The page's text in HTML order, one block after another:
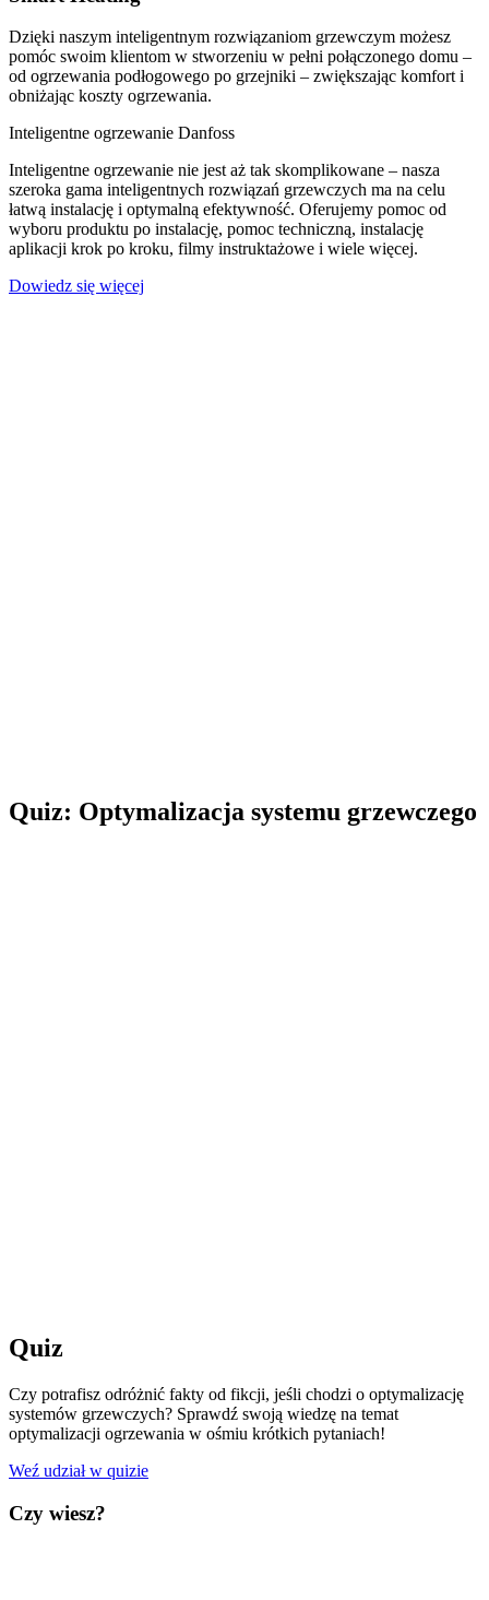
Dzięki naszym inteligentnym rozwiązaniom grzewczym możesz
pomóc swoim klientom w stworzeniu w pełni połączonego domu –
od ogrzewania podłogowego po grzejniki – zwiększając komfort i
obniżając koszty ogrzewania.
Inteligentne ogrzewanie Danfoss
Inteligentne ogrzewanie nie jest aż tak skomplikowane – nasza
szeroka gama inteligentnych rozwiązań grzewczych ma na celu
łatwą instalację i optymalną efektywność. Oferujemy pomoc od
wyboru produktu po instalację, pomoc techniczną, instalację
aplikacji krok po kroku, filmy instruktażowe i wiele więcej.
Dowiedz się więcej
Quiz: Optymalizacja systemu grzewczego
Quiz
Czy potrafisz odróżnić fakty od fikcji, jeśli chodzi o optymalizację
systemów grzewczych? Sprawdź swoją wiedzę na temat
optymalizacji ogrzewania w ośmiu krótkich pytaniach!
Weź udział w quizie
Czy wiesz?